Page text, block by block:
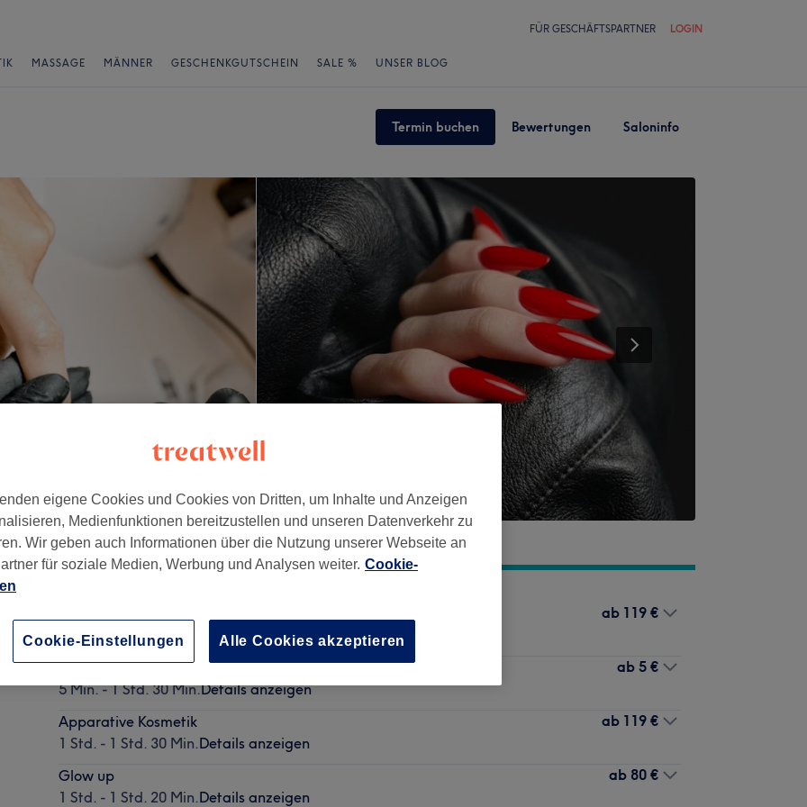
FÜR GESCHÄFTSPARTNER LOGIN
MASSAGE MÄNNER GESCHENKGUTSCHEIN SALE % UNSER BLOG
Termin buchen Bewertungen Saloninfo
, Düsseldorf, Stadtmitte, 40212
1 Std. - 1 Std. 30 Min.
Details anzeigen
ab 119 €
Augenbrauen
5 Min. - 1 Std. 30 Min.Details anzeigen
ab 5 €
Apparative Kosmetik
1 Std. - 1 Std. 30 Min.Details anzeigen
ab 119 €
Glow up
1 Std. - 1 Std. 20 Min.Details anzeigen
ab 80 €
eigene Cookies und Cookies von Dritten, um Inhalte und Anzeigen
Medienfunktionen bereitzustellen und unseren Datenverkehr zu
Wir geben auch Informationen über die Nutzung unserer Webseite an
für soziale Medien, Werbung und Analysen weiter. Cookie-
Cookie-Einstellungen Alle Cookies akzeptieren